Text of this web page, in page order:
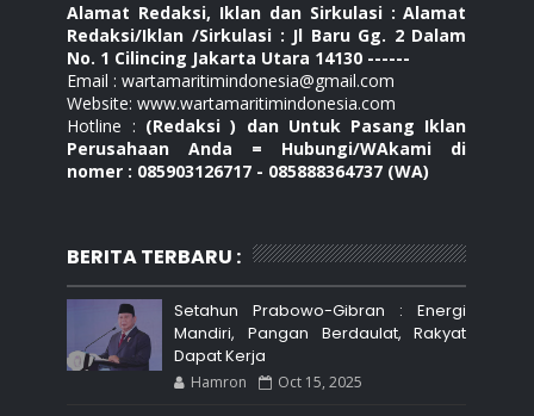
Alamat Redaksi, Iklan dan Sirkulasi : Alamat
Redaksi/Iklan /Sirkulasi : Jl Baru Gg. 2 Dalam
No. 1 Cilincing Jakarta Utara 14130 ------
Email : wartamaritimindonesia@gmail.com
Website: www.wartamaritimindonesia.com
Hotline : (Redaksi ) dan Untuk Pasang Iklan
Perusahaan Anda = Hubungi/WAkami di
nomer : 085903126717 - 085888364737 (WA)
BERITA TERBARU :
Setahun Prabowo-Gibran : Energi
Mandiri, Pangan Berdaulat, Rakyat
Dapat Kerja
Hamron Oct 15, 2025